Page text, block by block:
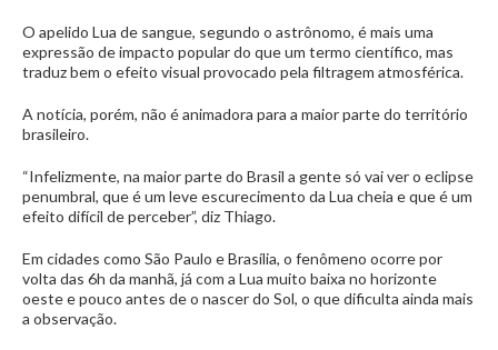
O apelido Lua de sangue, segundo o astrônomo, é mais uma
expressão de impacto popular do que um termo científico, mas
traduz bem o efeito visual provocado pela filtragem atmosférica.
A notícia, porém, não é animadora para a maior parte do território
brasileiro.
“Infelizmente, na maior parte do Brasil a gente só vai ver o eclipse
penumbral, que é um leve escurecimento da Lua cheia e que é um
efeito difícil de perceber”, diz Thiago.
Em cidades como São Paulo e Brasília, o fenômeno ocorre por
volta das 6h da manhã, já com a Lua muito baixa no horizonte
oeste e pouco antes de o nascer do Sol, o que dificulta ainda mais
a observação.